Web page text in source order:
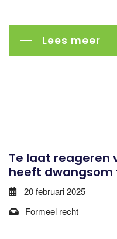
Lees meer
Te laat reageren
heeft
20 februari 2025
Formeel recht